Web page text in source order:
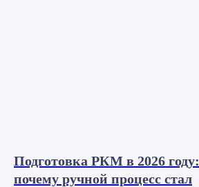
Подготовка РКМ в 2026 году:
почему ручной процесс стал
Наши